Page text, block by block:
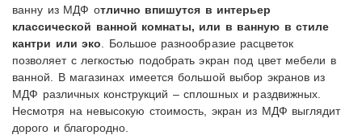
ванну из МДФ отлично впишутся в интерьер
классической ванной комнаты, или в ванную в стиле
кантри или эко . Большое разнообразие расцветок
позволяет с легкостью подобрать экран под цвет мебели в
ванной. В магазинах имеется большой выбор экранов из
МДФ различных конструкций – сплошных и раздвижных.
Несмотря на невысокую стоимость, экран из МДФ выглядит
дорого и благородно.